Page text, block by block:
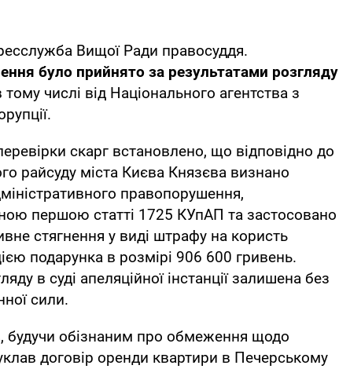
Вищої Ради правосуддя.
було прийнято за результатами розгляду
числі від Національного агентства з
скарг встановлено, що відповідно до
райсуду міста Києва Князєва визнано
правопорушення,
першою статті 1725 КУпАП та застосовано
стягнення у виді штрафу на користь
подарунка в розмірі 906 600 гривень.
в суді апеляційної інстанції залишена без
сили.
будучи обізнаним про обмеження щодо
договір оренди квартири в Печерському